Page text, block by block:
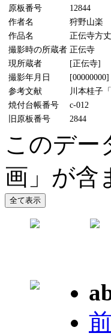
原板番号
12844
作者名
狩野山楽
作品名
正伝寺方
撮影時の所蔵者 正伝寺
現所蔵者
[正伝寺]
撮影年月日
[00000000]
参考文献
川本桂子
焼付台帳番号
c-012
旧原板番号
2844
このデー
画」が含